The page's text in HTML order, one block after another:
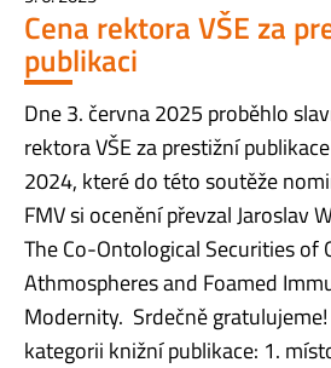
Cena rektora VŠE za
publikaci
Dne 3. června 2025 proběhlo
rektora VŠE za prestižní
2024, které do této soutěže
FMV si ocenění převzal Jaroslav
The Co-Ontological Securities of
Athmospheres and Foamed
Modernity. Srdečně
kategorii knižní publikace: 1.